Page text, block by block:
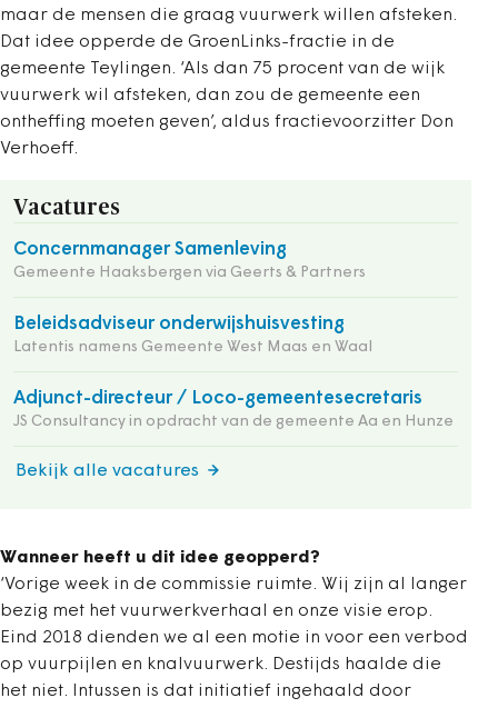
maar de mensen die graag vuurwerk willen afsteken.
Dat idee opperde de GroenLinks-fractie in de
gemeente Teylingen. ‘Als dan 75 procent van de wijk
vuurwerk wil afsteken, dan zou de gemeente een
ontheffing moeten geven’, aldus fractievoorzitter Don
Verhoeff.
Vacatures
Concernmanager Samenleving
Gemeente Haaksbergen via Geerts & Partners
Beleidsadviseur onderwijshuisvesting
Latentis namens Gemeente West Maas en Waal
Adjunct-directeur / Loco-gemeentesecretaris
JS Consultancy in opdracht van de gemeente Aa en Hunze
Bekijk alle vacatures
Wanneer heeft u dit idee geopperd?
‘Vorige week in de commissie ruimte. Wij zijn al langer
bezig met het vuurwerkverhaal en onze visie erop.
Eind 2018 dienden we al een motie in voor een verbod
op vuurpijlen en knalvuurwerk. Destijds haalde die
het niet. Intussen is dat initiatief ingehaald door